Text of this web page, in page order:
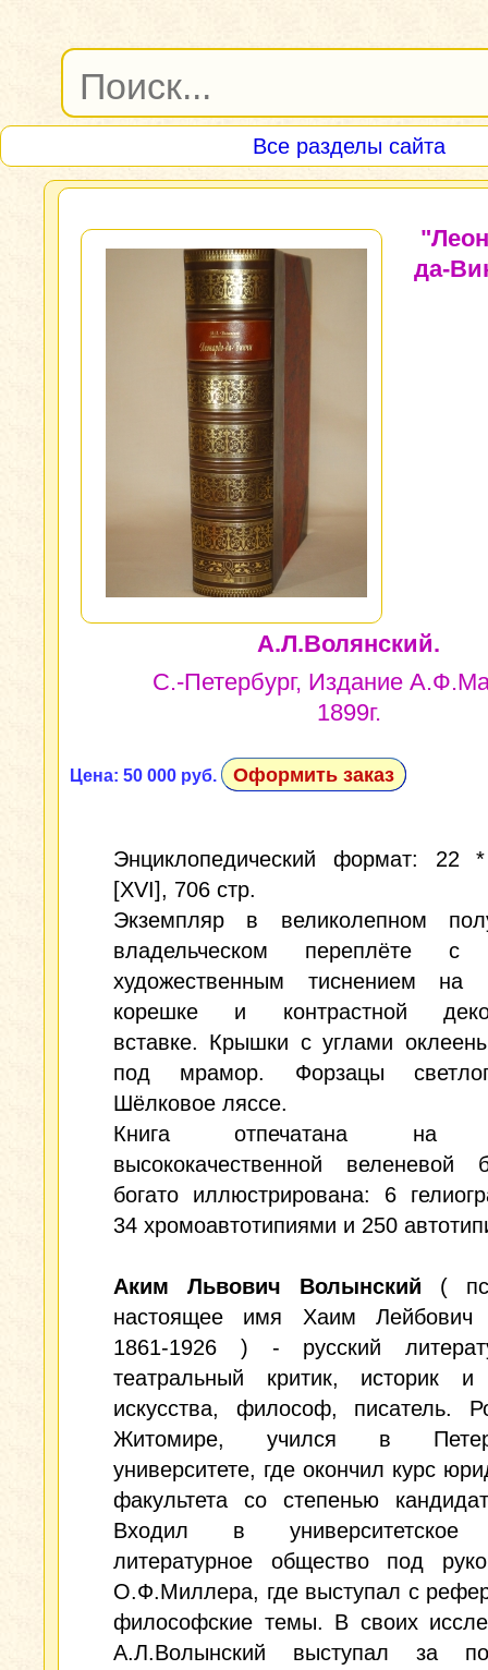
Все разделы сайта
да-
А.Л.Волянский.
С.-Петербург, Издание
1899г.
Цена: 50 000 руб. Оформить заказ
Энциклопедический формат: 22
[XVI], 706 стр.
Экземпляр в великолепном
владельческом переплёте с
художественным тиснением на
корешке и контрастной
вставке. Крышки с углами
под мрамор. Форзацы
Шёлковое ляссе.
Книга отпечатана на
высококачественной веленевой
богато иллюстрирована: 6
34 хромоавтотипиями и 250
Аким Львович Волынский (
настоящее имя Хаим Лейбович
1861-1926 ) - русский
театральный критик, историк и
искусства, философ, писатель.
Житомире, учился в
университете, где окончил курс
факультета со степенью
Входил в университетское
литературное общество под
О.Ф.Миллера, где выступал с
философские темы. В своих
А.Л.Волынский выступал за